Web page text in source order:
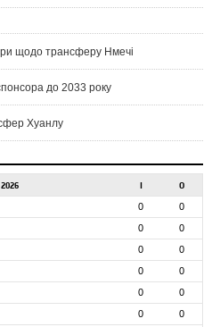
щодо трансферу Нмечі
до 2033 року
Хуанлу
І О
0
0
0
0
0
0
0
0
0
0
0
0